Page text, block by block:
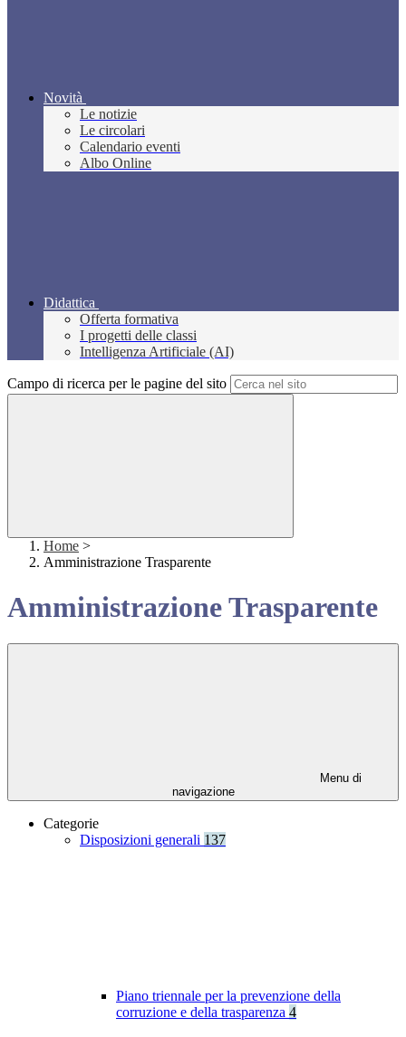
Novità
Le notizie
Le circolari
Calendario eventi
Albo Online
Didattica
Offerta formativa
I progetti delle classi
Intelligenza Artificiale (AI)
Campo di ricerca per le pagine del sito
Home >
Amministrazione Trasparente
Amministrazione Trasparente
Menu di
navigazione
Categorie
Disposizioni generali 137
Piano triennale per la prevenzione della
corruzione e della trasparenza 4